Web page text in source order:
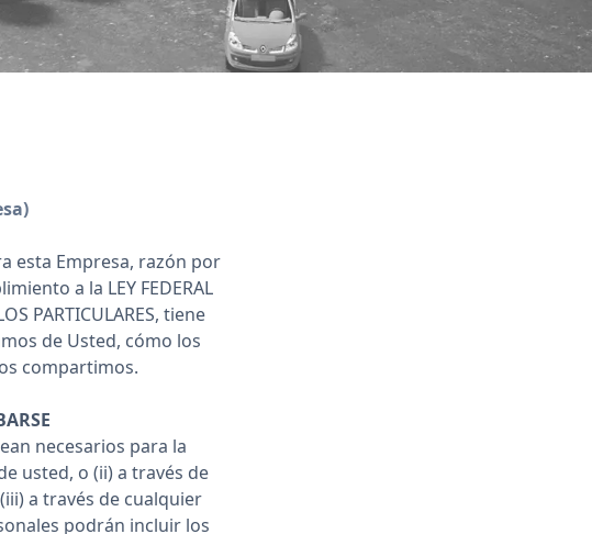
esta Empresa, razón por
a la LEY FEDERAL
PARTICULARES, tiene
de Usted, cómo los
compartimos.
necesarios para la
usted, o (ii) a través de
a través de cualquier
podrán incluir los